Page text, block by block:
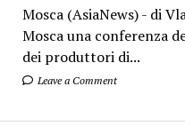
Mosca (AsiaNews) - di
Mosca una conferenza
dei produttori di...
Leave a Comment